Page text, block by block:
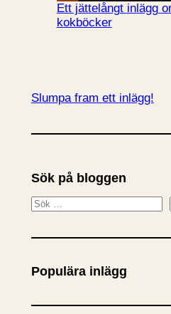
Ett jättelångt inlägg
kokböcker
Slumpa fram ett inlägg!
Sök på bloggen
S
k
Populära inlägg